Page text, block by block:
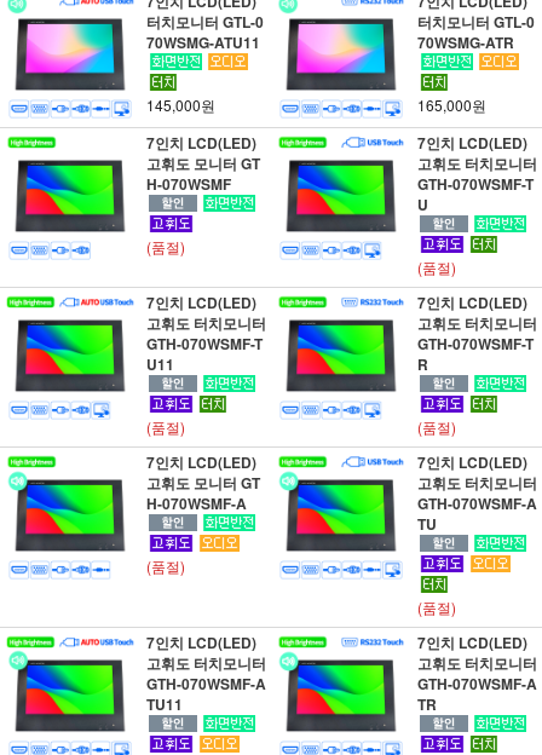
터치모니터 GTL-0
70WSMG-ATU11
145,000원
터치모니터 GTL-0
70WSMG-ATR
165,000원
7인치 LCD(LED)
고휘도 모니터 GT
H-070WSMF
(품절)
7인치 LCD(LED)
고휘도 터치모니터
GTH-070WSMF-T
U
(품절)
7인치 LCD(LED)
고휘도 터치모니터
GTH-070WSMF-T
U11
(품절)
7인치 LCD(LED)
고휘도 터치모니터
GTH-070WSMF-T
R
(품절)
7인치 LCD(LED)
고휘도 모니터 GT
H-070WSMF-A
(품절)
7인치 LCD(LED)
고휘도 터치모니터
GTH-070WSMF-A
TU
(품절)
7인치 LCD(LED)
고휘도 터치모니터
GTH-070WSMF-A
TU11
7인치 LCD(LED)
고휘도 터치모니터
GTH-070WSMF-A
TR